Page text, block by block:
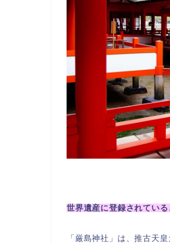
世界遺産に登録されてい
「厳島神社」は、推古天